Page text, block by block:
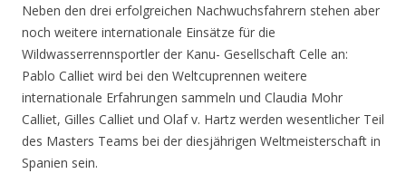
Neben den drei erfolgreichen Nachwuchsfahrern stehen aber
noch weitere internationale Einsätze für die
Wildwasserrennsportler der Kanu- Gesellschaft Celle an:
Pablo Calliet wird bei den Weltcuprennen weitere
internationale Erfahrungen sammeln und Claudia Mohr
Calliet, Gilles Calliet und Olaf v. Hartz werden wesentlicher Teil
des Masters Teams bei der diesjährigen Weltmeisterschaft in
Spanien sein.